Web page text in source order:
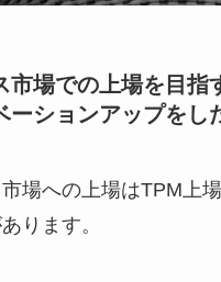
市場での上場を目指
ーションアップをし
場への上場はTPM上
ります。